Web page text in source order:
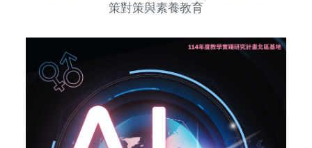
策對策與素養教育